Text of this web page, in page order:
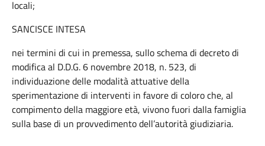
locali;
SANCISCE INTESA
nei termini di cui in premessa, sullo schema di decreto di
modifica al D.D.G. 6 novembre 2018, n. 523, di
individuazione delle modalità attuative della
sperimentazione di interventi in favore di coloro che, al
compimento della maggiore età, vivono fuori dalla famiglia
sulla base di un provvedimento dell’autorità giudiziaria.